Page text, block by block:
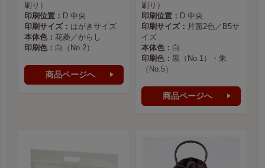
刷り）
印刷位置： D 中央
印刷サイズ： はがきサイズ
本体色： 花菱／からし
印刷色： 白（No.2）
商品ページへ
刷り）
印刷位置： D 中央
印刷サイズ： 片面2色／B5サ
イズ
本体色： 白
印刷色： 黒（No.1）・朱
（No.5）
商品ページへ